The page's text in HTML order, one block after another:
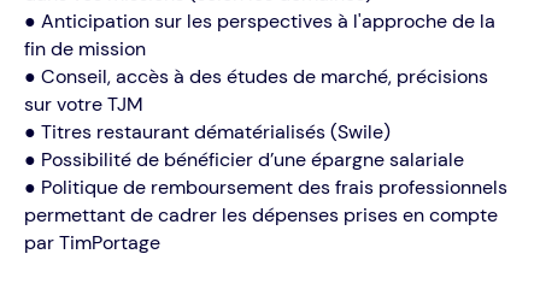
● Anticipation sur les perspectives à l'approche de la
fin de mission
● Conseil, accès à des études de marché, précisions
sur votre TJM
● Titres restaurant dématérialisés (Swile)
● Possibilité de bénéficier d’une épargne salariale
● Politique de remboursement des frais professionnels
permettant de cadrer les dépenses prises en compte
par TimPortage